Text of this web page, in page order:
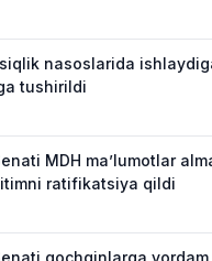
nasoslarida
tushirildi
MDH maʼlumotlar
ratifikatsiya qildi
qochqinlarga yordam